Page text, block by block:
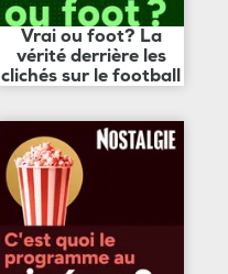
Vrai ou foot? La
vérité derrière les
clichés sur le football